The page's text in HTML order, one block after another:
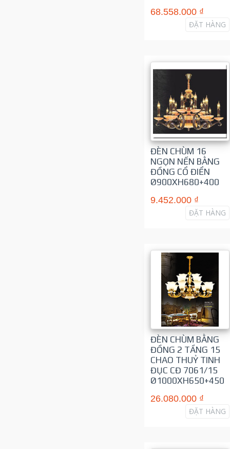
68.558.000 ₫
ĐẶT HÀNG
ĐÈN CHÙM 16
NGỌN NẾN BẰNG
ĐỒNG CỔ ĐIỂN
Ø900XH680+400
9.452.000 ₫
ĐẶT HÀNG
ĐÈN CHÙM BẰNG
ĐỒNG 2 TẦNG 15
CHAO THUỶ TINH
ĐỤC CĐ 7061/15
Ø1000XH650+450
26.080.000 ₫
ĐẶT HÀNG